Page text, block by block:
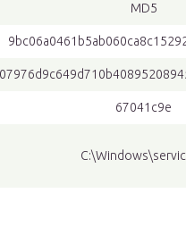
MD5
67041c9e